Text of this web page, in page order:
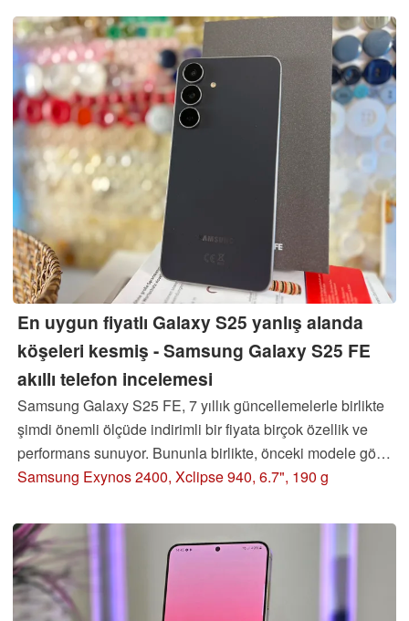
En uygun fiyatlı Galaxy S25 yanlış alanda
köşeleri kesmiş - Samsung Galaxy S25 FE
akıllı telefon incelemesi
Samsung Galaxy S25 FE, 7 yıllık güncellemelerle birlikte
şimdi önemli ölçüde indirimli bir fiyata birçok özellik ve
performans sunuyor. Bununla birlikte, önceki modele göre
yapılan iyileştirmeler sadece küçük ve Fan Edition pil
Samsung Exynos 2400, Xclipse 940, 6.7", 190 g